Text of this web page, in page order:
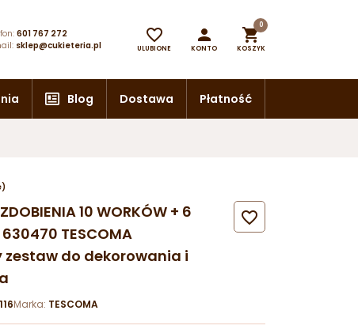
601 767 272
sklep@cukieteria.pl

ULUBIONE

KONTO

0
KOSZYK
Blog Dostawa Płatność
10 WORKÓW + 6
630470 TESCOMA
zestaw do dekorowania i

Marka: TESCOMA